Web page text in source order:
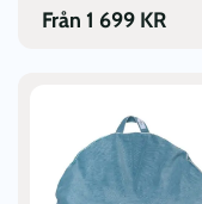
Från 1 699 KR
produktsidan